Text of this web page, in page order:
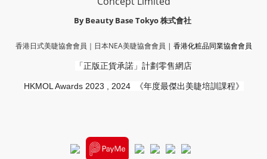
By Beauty Base Tokyo株式會社
香港日式美睫協會會員｜ 日本NEA美睫協會會員 | 香港化粧品同業協會會員
「正版正貨承諾」 計劃零售網店
HKMOL Awards 2023 , 2024 《年度最傑出美睫培訓課程》